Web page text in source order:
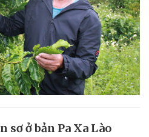
sơ ở bản Pa Xa Lào